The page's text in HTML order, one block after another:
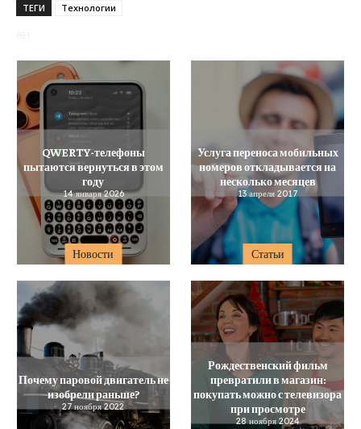
ТЕГИ Технологии
Новости
QWERTY-телефоны
пытаются вернуться в этом
году
14 января 2026
Статьи
Услуга переноса мобильных
номеров откладывается на
несколько месяцев
13 апреля 2017
Почему паровой двигатель не
изобрели раньше?
27 ноября 2022
Рождественский фильм
превратили в магазин:
покупать можно с телевизора
при просмотре
28 ноября 2024